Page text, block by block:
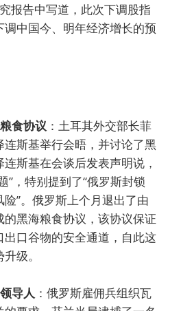
报告中写道，此次下调股指
中国今、明年经济增长的预
食协议 ：土耳其外交部长菲
斯基举行会晤，并讨论了黑
斯基在会谈后发表声明说，
”，特别提到了“俄罗斯封锁
”。俄罗斯上个月退出了由
黑海粮食协议，该协议保证
口谷物的安全通道，自此这
级。
导人 ：俄罗斯雇佣兵组织瓦